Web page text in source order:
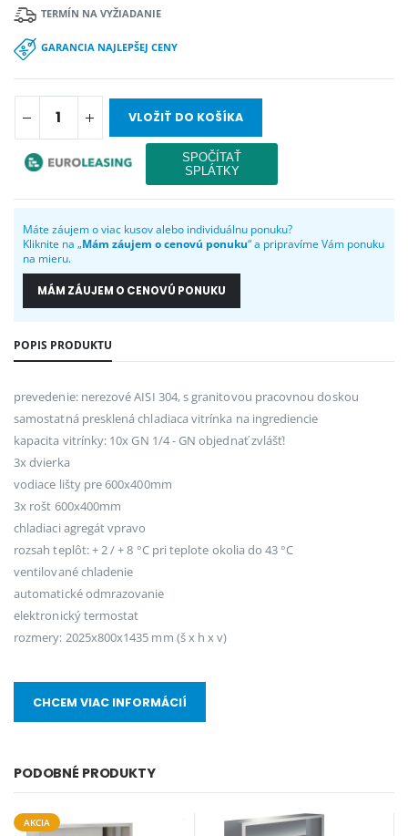
TERMÍN NA VYŽIADANIE
GARANCIA NAJLEPŠEJ CENY
VLOŽIŤ DO KOŠÍKA
Máte záujem o viac kusov alebo individuálnu ponuku?
Kliknite na „Mám záujem o cenovú ponuku“ a pripravíme Vám ponuku
na mieru.
MÁM ZÁUJEM O CENOVÚ PONUKU
POPIS PRODUKTU
prevedenie: nerezové AISI 304, s granitovou pracovnou doskou
samostatná presklená chladiaca vitrínka na ingrediencie
kapacita vitrínky: 10x GN 1/4 - GN objednať zvlášť!
3x dvierka
vodiace lišty pre 600x400mm
3x rošt 600x400mm
chladiaci agregát vpravo
rozsah teplôt: + 2 / + 8 °C pri teplote okolia do 43 °C
ventilované chladenie
automatické odmrazovanie
elektronický termostat
rozmery: 2025x800x1435 mm (š x h x v)
CHCEM VIAC INFORMÁCIÍ
PODOBNÉ PRODUKTY
AKCIA